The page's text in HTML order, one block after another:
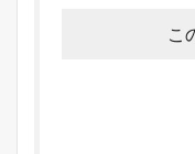
こ